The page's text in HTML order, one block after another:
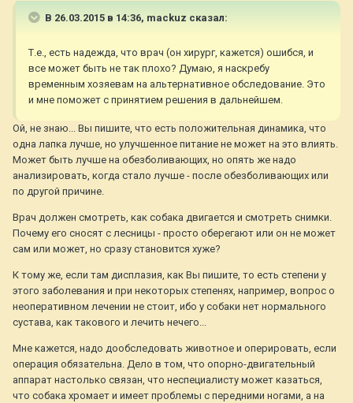
В 26.03.2015 в 14:36, mackuz сказал:
Т.е., есть надежда, что врач (он хирург, кажется) ошибся, и
все может быть не так плохо? Думаю, я наскребу
временным хозяевам на альтернативное обследование. Это
и мне поможет с принятием решения в дальнейшем.
Ой, не знаю... Вы пишите, что есть положительная динамика, что
одна лапка лучше, но улучшенное питание не может на это влиять.
Может быть лучше на обезболивающих, но опять же надо
анализировать, когда стало лучше - после обезболивающих или
по другой причине.
Врач должен смотреть, как собака двигается и смотреть снимки.
Почему его сносят с лесницы - просто оберегают или он не может
сам или может, но сразу становится хуже?
К тому же, если там дисплазия, как Вы пишите, то есть степени у
этого заболевания и при некоторых степенях, например, вопрос о
неоперативном лечении не стоит, ибо у собаки нет нормального
сустава, как такового и лечить нечего...
Мне кажется, надо дообследовать животное и оперировать, если
операция обязательна. Дело в том, что опорно-двигательный
аппарат настолько связан, что неспециалисту может казаться,
что собака хромает и имеет проблемы с передними ногами, а на